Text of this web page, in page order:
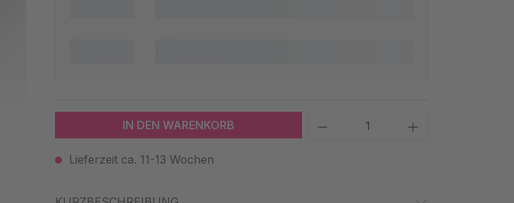
IN DEN WARENKORB Produkt Anzahl: Gib
Lieferzeit ca. 11-13 Wochen